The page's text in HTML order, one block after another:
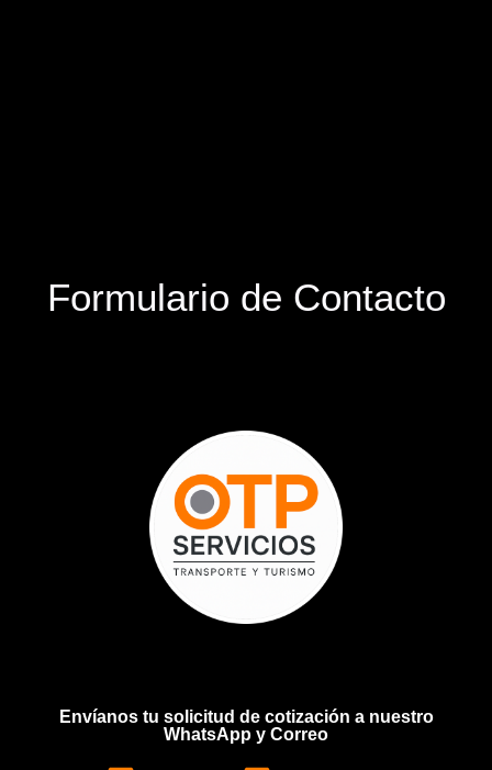
Formulario de Contacto
Envíanos tu solicitud de cotización a nuestro
WhatsApp y Correo